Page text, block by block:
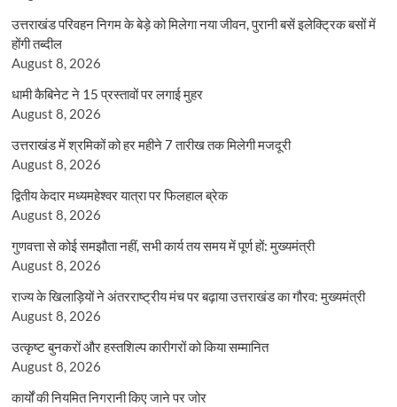
उत्तराखंड परिवहन निगम के बेड़े को मिलेगा नया जीवन, पुरानी बसें इलेक्ट्रिक बसों में
होंगी तब्दील
August 8, 2026
धामी कैबिनेट ने 15 प्रस्तावों पर लगाई मुहर
August 8, 2026
उत्तराखंड में श्रमिकों को हर महीने 7 तारीख तक मिलेगी मजदूरी
August 8, 2026
द्वितीय केदार मध्यमहेश्वर यात्रा पर फिलहाल ब्रेक
August 8, 2026
गुणवत्ता से कोई समझौता नहीं, सभी कार्य तय समय में पूर्ण हों: मुख्यमंत्री
August 8, 2026
राज्य के खिलाड़ियों ने अंतरराष्ट्रीय मंच पर बढ़ाया उत्तराखंड का गौरव: मुख्यमंत्री
August 8, 2026
उत्कृष्ट बुनकरों और हस्तशिल्प कारीगरों को किया सम्मानित
August 8, 2026
कार्यों की नियमित निगरानी किए जाने पर जोर